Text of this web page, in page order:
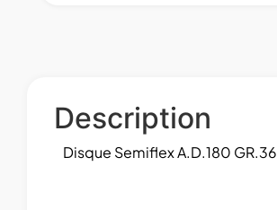
Description
Disque Semiflex A.D.180 GR.36